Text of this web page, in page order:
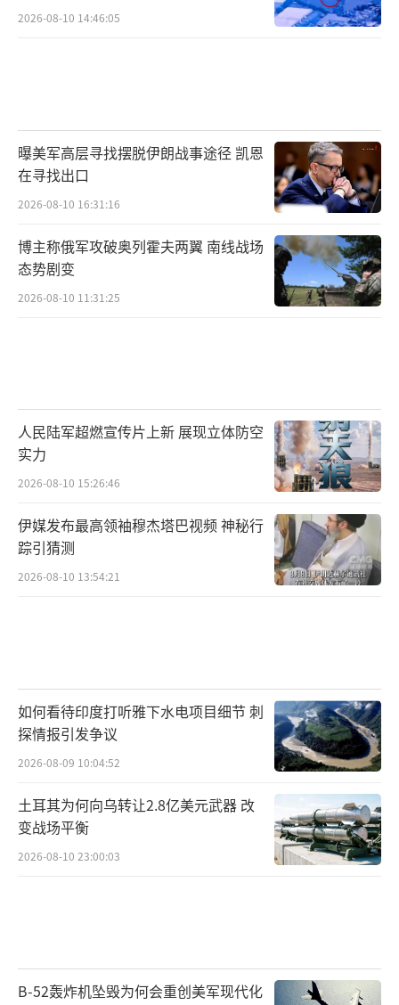
2026-08-10 14:46:05
曝美军高层寻找摆脱伊朗战事途径 凯恩
在寻找出口
2026-08-10 16:31:16
博主称俄军攻破奥列霍夫两翼 南线战场
态势剧变
2026-08-10 11:31:25
人民陆军超燃宣传片上新 展现立体防空
实力
2026-08-10 15:26:46
伊媒发布最高领袖穆杰塔巴视频 神秘行
踪引猜测
2026-08-10 13:54:21
如何看待印度打听雅下水电项目细节 刺
探情报引发争议
2026-08-09 10:04:52
土耳其为何向乌转让2.8亿美元武器 改
变战场平衡
2026-08-10 23:00:03
B-52轰炸机坠毁为何会重创美军现代化